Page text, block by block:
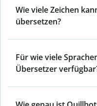
Wie viele Zeichen
übersetzen?
Für wie viele
Übersetzer